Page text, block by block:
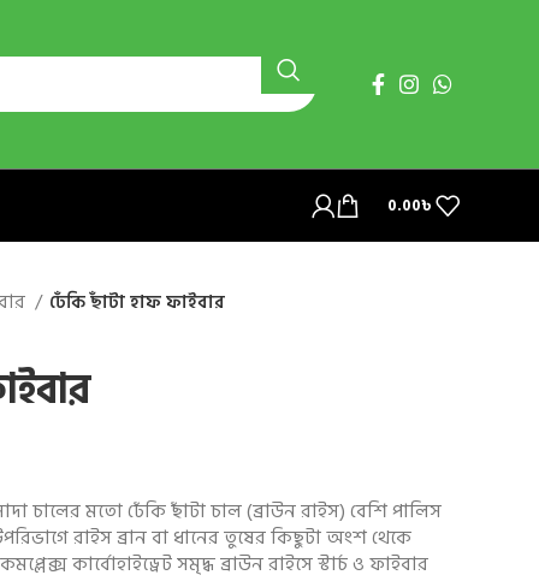
0.00৳
ঢেঁকি ছাঁটা হাফ ফাইবার
চালের মতো ঢেঁকি ছাঁটা চাল (ব্রাউন রাইস) বেশি পালিস
রাইস ব্রান বা ধানের তুষের কিছুটা অংশ থেকে
কার্বোহাইড্রেট সমৃদ্ধ ব্রাউন রাইসে স্টার্চ ও ফাইবার